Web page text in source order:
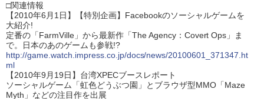
□関連情報
【2010年6月1日】【特別企画】Facebookのソーシャルゲームを
大紹介!
定番の「FarmVille」から最新作「The Agency：Covert Ops」ま
で。日本のあのゲームも参戦!?
http://game.watch.impress.co.jp/docs/news/20100601_371347.ht
ml
【2010年9月19日】台湾XPECブースレポート
ソーシャルゲーム「虹色どうぶつ園」とブラウザ型MMO「Maze
Myth」などの注目作を出展